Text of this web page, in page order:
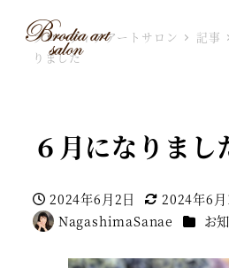
ブローディアアートサロン 記事
りました
６月になりまし
投稿日
2024年6月2日
更新日
2024年6月
著
NagashimaSanae カテゴ
お